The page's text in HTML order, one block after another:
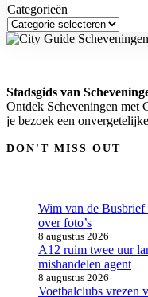
Categorieën
Stadsgids van
Ontdek Scheveningen met
je bezoek een
DON'T MISS OUT
Wim van de Busbrief
over foto’s
8 augustus 2026
A12 ruim twee uur
mishandelen agent
8 augustus 2026
Voetbalclubs vrezen